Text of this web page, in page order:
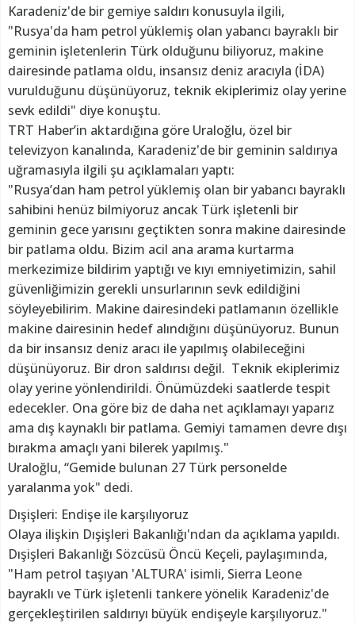
Karadeniz'de bir gemiye saldırı konusuyla ilgili,
"Rusya'da ham petrol yüklemiş olan yabancı bayraklı bir
geminin işletenlerin Türk olduğunu biliyoruz, makine
dairesinde patlama oldu, insansız deniz aracıyla (İDA)
vurulduğunu düşünüyoruz, teknik ekiplerimiz olay yerine
sevk edildi" diye konuştu.
TRT Haber’in aktardığına göre Uraloğlu, özel bir
televizyon kanalında, Karadeniz'de bir geminin saldırıya
uğramasıyla ilgili şu açıklamaları yaptı:
"Rusya’dan ham petrol yüklemiş olan bir yabancı bayraklı
sahibini henüz bilmiyoruz ancak Türk işletenli bir
geminin gece yarısını geçtikten sonra makine dairesinde
bir patlama oldu. Bizim acil ana arama kurtarma
merkezimize bildirim yaptığı ve kıyı emniyetimizin, sahil
güvenliğimizin gerekli unsurlarının sevk edildiğini
söyleyebilirim. Makine dairesindeki patlamanın özellikle
makine dairesinin hedef alındığını düşünüyoruz. Bunun
da bir insansız deniz aracı ile yapılmış olabileceğini
düşünüyoruz. Bir dron saldırısı değil. Teknik ekiplerimiz
olay yerine yönlendirildi. Önümüzdeki saatlerde tespit
edecekler. Ona göre biz de daha net açıklamayı yaparız
ama dış kaynaklı bir patlama. Gemiyi tamamen devre dışı
bırakma amaçlı yani bilerek yapılmış."
Uraloğlu, “Gemide bulunan 27 Türk personelde
yaralanma yok" dedi.
Dışişleri: Endişe ile karşılıyoruz
Olaya ilişkin Dışişleri Bakanlığı'ndan da açıklama yapıldı.
Dışişleri Bakanlığı Sözcüsü Öncü Keçeli, paylaşımında,
"Ham petrol taşıyan 'ALTURA' isimli, Sierra Leone
bayraklı ve Türk işletenli tankere yönelik Karadeniz'de
gerçekleştirilen saldırıyı büyük endişeyle karşılıyoruz."